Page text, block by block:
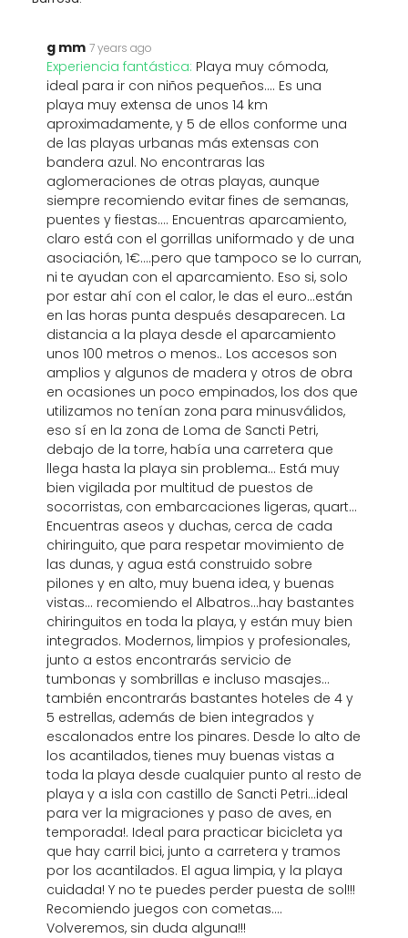
g mm 7 years ago
Experiencia fantástica: Playa muy cómoda,
ideal para ir con niños pequeños.... Es una
playa muy extensa de unos 14 km
aproximadamente, y 5 de ellos conforme una
de las playas urbanas más extensas con
bandera azul. No encontraras las
aglomeraciones de otras playas, aunque
siempre recomiendo evitar fines de semanas,
puentes y fiestas.... Encuentras aparcamiento,
claro está con el gorrillas uniformado y de una
asociación, 1€....pero que tampoco se lo curran,
ni te ayudan con el aparcamiento. Eso si, solo
por estar ahí con el calor, le das el euro...están
en las horas punta después desaparecen. La
distancia a la playa desde el aparcamiento
unos 100 metros o menos.. Los accesos son
amplios y algunos de madera y otros de obra
en ocasiones un poco empinados, los dos que
utilizamos no tenían zona para minusválidos,
eso sí en la zona de Loma de Sancti Petri,
debajo de la torre, había una carretera que
llega hasta la playa sin problema... Está muy
bien vigilada por multitud de puestos de
socorristas, con embarcaciones ligeras, quart...
Encuentras aseos y duchas, cerca de cada
chiringuito, que para respetar movimiento de
las dunas, y agua está construido sobre
pilones y en alto, muy buena idea, y buenas
vistas... recomiendo el Albatros...hay bastantes
chiringuitos en toda la playa, y están muy bien
integrados. Modernos, limpios y profesionales,
junto a estos encontrarás servicio de
tumbonas y sombrillas e incluso masajes...
también encontrarás bastantes hoteles de 4 y
5 estrellas, además de bien integrados y
escalonados entre los pinares. Desde lo alto de
los acantilados, tienes muy buenas vistas a
toda la playa desde cualquier punto al resto de
playa y a isla con castillo de Sancti Petri...ideal
para ver la migraciones y paso de aves, en
temporada!. Ideal para practicar bicicleta ya
que hay carril bici, junto a carretera y tramos
por los acantilados. El agua limpia, y la playa
cuidada! Y no te puedes perder puesta de sol!!!
Recomiendo juegos con cometas....
Volveremos, sin duda alguna!!!